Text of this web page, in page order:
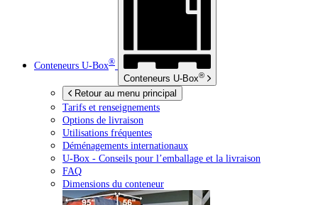
Conteneurs U-Box®
Conteneurs U-Box®
Retour au menu principal
Tarifs et renseignements
Options de livraison
Utilisations fréquentes
Déménagements internationaux
U-Box - Conseils pour l’emballage et la livraison
FAQ
Dimensions du conteneur